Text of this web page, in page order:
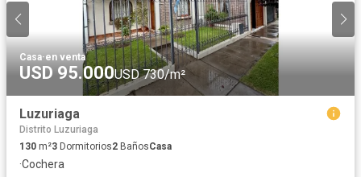
Casa·en venta
USD 95.000USD 730/m²
Luzuriaga
Distrito Luzuriaga
130 m²3 Dormitorios2 BañosCasa
·Cochera